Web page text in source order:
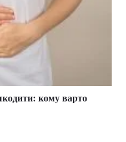
кому варто